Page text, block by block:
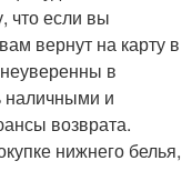
что если вы
вернут на карту в
в
наличными и
возврата.
нижнего белья,